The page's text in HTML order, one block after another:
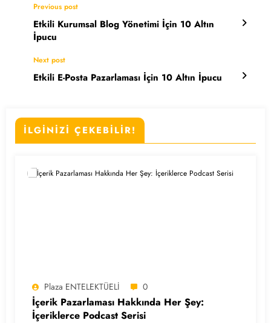
Previous post
Etkili Kurumsal Blog Yönetimi İçin 10 Altın
İpucu
Next post
Etkili E-Posta Pazarlaması İçin 10 Altın İpucu
İLGİNİZİ ÇEKEBİLİR!
Plaza ENTELEKTÜELİ 0
İçerik Pazarlaması Hakkında Her Şey:
İçeriklerce Podcast Serisi